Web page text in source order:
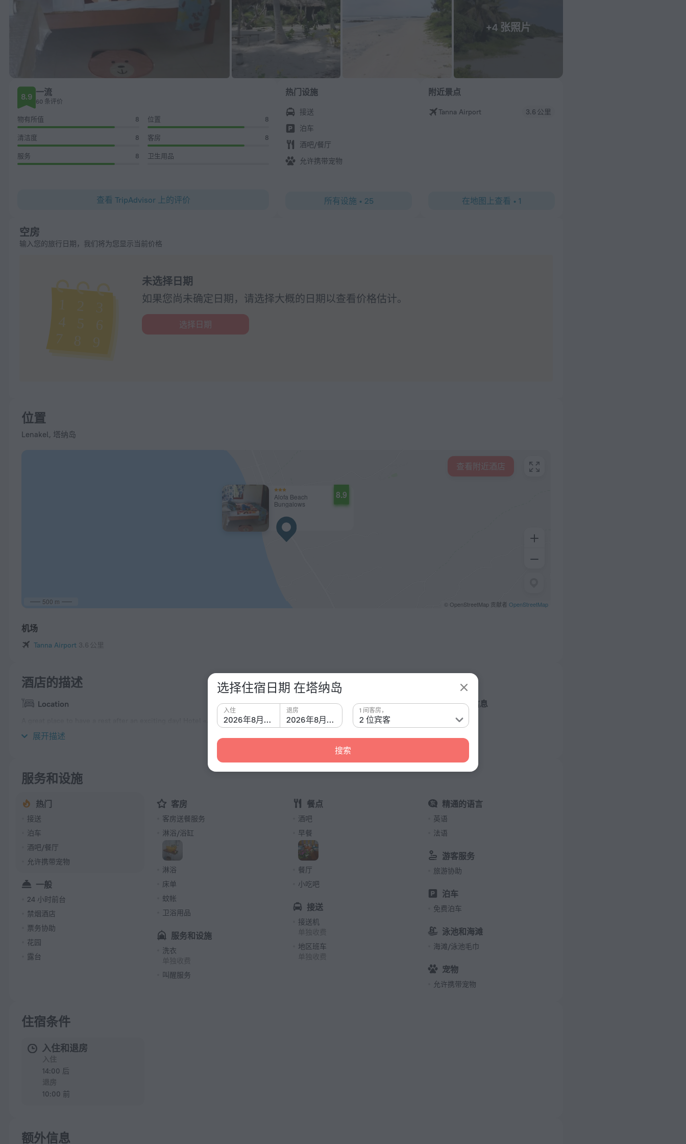
选择住宿日期 在塔纳岛
2026年8月8日
入住
2026年8月9日
退房
2 位宾客
1 间客房，
搜索
+4 张照片
8.9 一流
60 条评价
物有所值 8 位置 8
清洁度 8 客房 8
服务 8 卫生用品
查看 TripAdvisor 上的评价
热门设施
接送
泊车
酒吧/餐厅
允许携带宠物
所有设施 • 25
附近景点
Tanna Airport 3.6 公里
在地图上查看 • 1
空房
输入您的旅行日期，我们将为您显示当前价格
未选择日期
如果您尚未确定日期，请选择大概的日期以查看价格估计。
选择日期
位置
Lenakel, 塔纳岛
Alofa Beach
Bungalows
8.9
500 m © OpenStreetMap 贡献者 OpenStreetMap
查看附近酒店
机场
Tanna Airport 3.6 公里
酒店的描述
Location
A great place to have a rest after an exciting day! Hotel «Alofa Beach Bungalows» is located in Tanna Island. This
hotel is located in 13 km from the city center.
展开描述
有关酒店的信息
服务和设施
热门
接送
泊车
酒吧/餐厅
允许携带宠物
一般
24 小时前台
禁烟酒店
票务协助
花园
露台
客房
客房送餐服务
淋浴/浴缸
淋浴
床单
蚊帐
卫浴用品
服务和设施
洗衣
单独收费
叫醒服务
餐点
酒吧
早餐
餐厅
小吃吧
接送
接送机
单独收费
地区班车
单独收费
精通的语言
英语
法语
游客服务
旅游协助
泊车
免费泊车
泳池和海滩
海滩/泳池毛巾
宠物
允许携带宠物
住宿条件
入住和退房
14:00 后
10:00 前
额外信息